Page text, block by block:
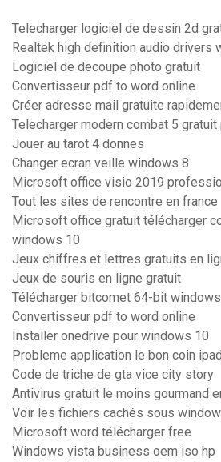
Telecharger logiciel de dessin 2d
Realtek high definition audio drivers
Logiciel de decoupe photo gratuit
Convertisseur pdf to word online
Créer adresse mail gratuite
Telecharger modern combat 5 gratuit
Jouer au tarot 4 donnes
Changer ecran veille windows 8
Microsoft office visio 2019
Tout les sites de rencontre en france
Microsoft office gratuit télécharger
windows 10
Jeux chiffres et lettres gratuits en
Jeux de souris en ligne gratuit
Télécharger bitcomet 64-bit
Convertisseur pdf to word online
Installer onedrive pour windows 10
Probleme application le bon coin ipad
Code de triche de gta vice city story
Antivirus gratuit le moins gourmand
Voir les fichiers cachés sous
Microsoft word télécharger free
Windows vista business oem iso hp